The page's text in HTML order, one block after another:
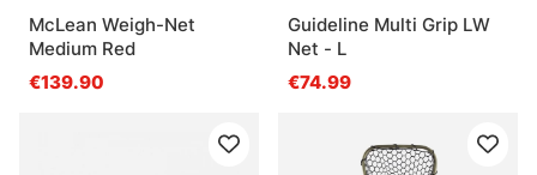
McLean Weigh-Net
Medium Red
€139.90
Guideline Multi Grip LW
Net - L
€74.99